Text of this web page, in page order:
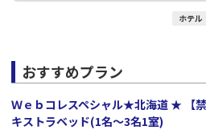
ホテル
おすすめプラン
Ｗｅｂコレスペシャル★北海道 ★ 【
キストラベッド(1名～3名1室)